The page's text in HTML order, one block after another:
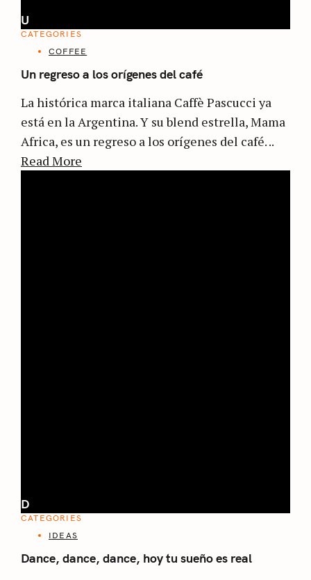
U
CATEGORIES
COFFEE
Un regreso a los orígenes del café
La histórica marca italiana Caffè Pascucci ya
está en la Argentina. Y su blend estrella, Mama
Africa, es un regreso a los orígenes del café. ..
Read More
D
CATEGORIES
IDEAS
Dance, dance, dance, hoy tu sueño es real